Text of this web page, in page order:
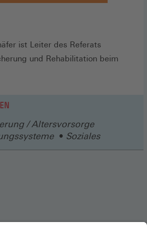
ist Leiter des Referats
und Rehabilitation beim
/ Altersvorsorge
Soziales